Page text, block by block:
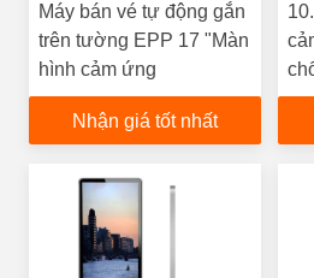
Máy bán vé tự động gắn
trên tường EPP 17 "Màn
hình cảm ứng
Nhận giá tốt nhất